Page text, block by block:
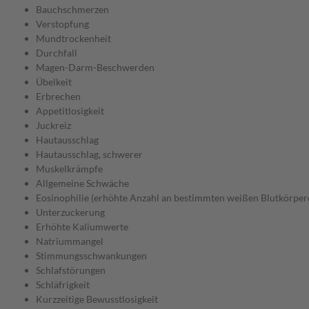
Bauchschmerzen
Verstopfung
Mundtrockenheit
Durchfall
Magen-Darm-Beschwerden
Übelkeit
Erbrechen
Appetitlosigkeit
Juckreiz
Hautausschlag
Hautausschlag, schwerer
Muskelkrämpfe
Allgemeine Schwäche
Eosinophilie (erhöhte Anzahl an bestimmten weißen
Unterzuckerung
Erhöhte Kaliumwerte
Natriummangel
Stimmungsschwankungen
Schlafstörungen
Schläfrigkeit
Kurzzeitige Bewusstlosigkeit